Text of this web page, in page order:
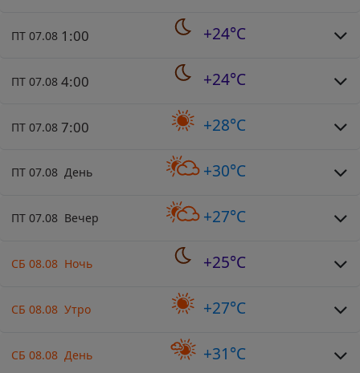
ПТ 07.08 1:00 +24°C
ПТ 07.08 4:00 +24°C
ПТ 07.08 7:00 +28°C
ПТ 07.08 День +30°C
ПТ 07.08 Вечер +27°C
СБ 08.08 Ночь +25°C
СБ 08.08 Утро +27°C
СБ 08.08 День +31°C